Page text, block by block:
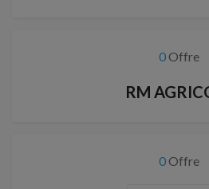
0Offre
RM
0Offre